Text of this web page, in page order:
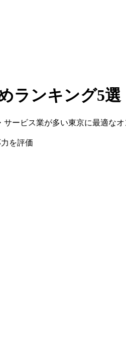
ランキング5選
ービス業が多い東京に最適なオ
を評価